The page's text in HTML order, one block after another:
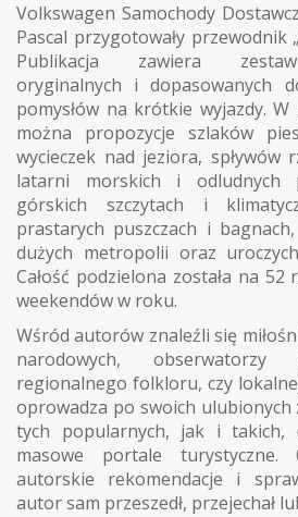
Volkswagen Samochody
Pascal przygotowały przewodnik
Publikacja zawiera
oryginalnych i dopasowanych
pomysłów na krótkie wyjazdy.
można propozycje szlaków
wycieczek nad jeziora, spływów
latarni morskich i odludnych
górskich szczytach i
prastarych puszczach i
dużych metropolii oraz
Całość podzielona została na
weekendów w roku.
Wśród autorów znaleźli się
narodowych, obserwatorzy
regionalnego folkloru, czy
oprowadza po swoich ulubionych
tych popularnych, jak i
masowe portale turystyczne.
autorskie rekomendacje i
autor sam przeszedł, przejechał